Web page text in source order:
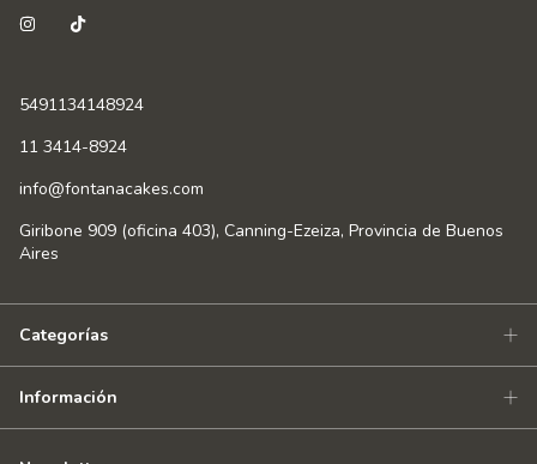
5491134148924
11 3414-8924
info@fontanacakes.com
Giribone 909 (oficina 403), Canning-Ezeiza, Provincia de Buenos
Aires
Categorías
Información